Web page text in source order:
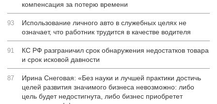
компенсация за потерю времени
93
Использование личного авто в служебных целях не
означает, что работник трудится в качестве водителя
91
КС РФ разграничил срок обнаружения недостатков товара
и срок исковой давности
87
Ирина Снеговая: «Без науки и лучшей практики достичь
целей развития значимого бизнеса невозможно: либо
цель будет недостигнута, либо бизнес приобретет